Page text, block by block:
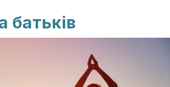
батьків